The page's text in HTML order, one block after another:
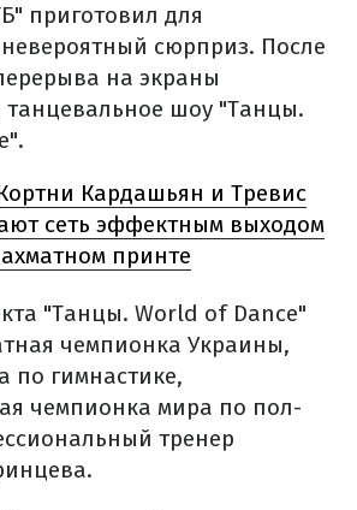
приготовил для
сюрприз. После
на экраны
танцевальное шоу "Танцы.
Кардашьян и Тревис
сеть эффектным выходом
принте
"Танцы. World of Dance"
чемпионка Украины,
по гимнастике,
чемпионка мира по пол-
тренер